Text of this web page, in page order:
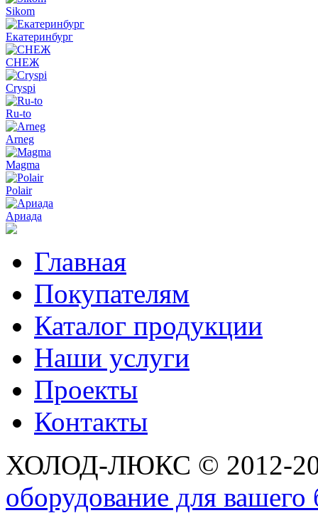
Sikom
Екатеринбург
СНЕЖ
Cryspi
Ru-to
Arneg
Magma
Polair
Ариада
Главная
Покупателям
Каталог продукции
Наши услуги
Проекты
Контакты
ХОЛОД-ЛЮКС © 2012-
оборудование для вашего